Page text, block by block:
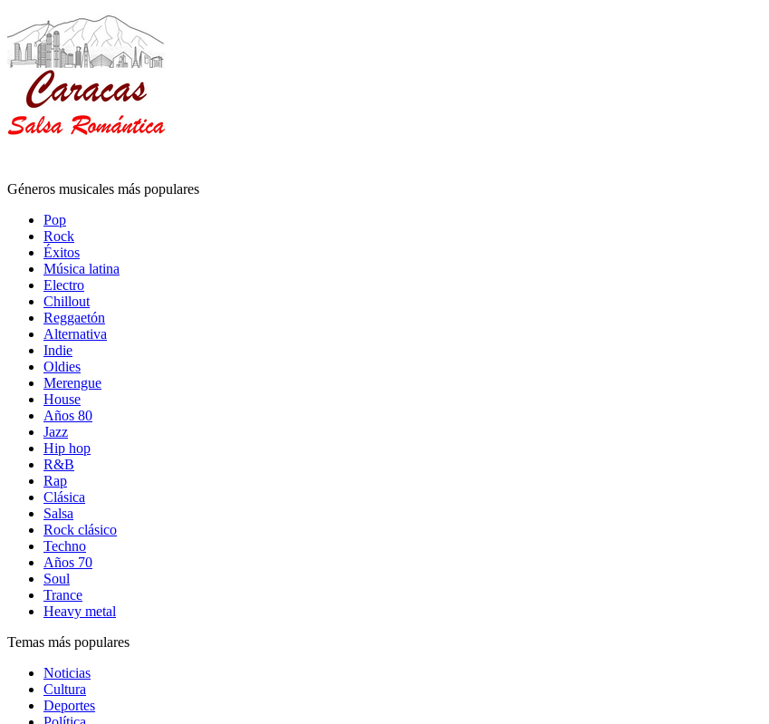
Géneros musicales más populares
Pop
Rock
Éxitos
Música latina
Electro
Chillout
Reggaetón
Alternativa
Indie
Oldies
Merengue
House
Años 80
Jazz
Hip hop
R&B
Rap
Clásica
Salsa
Rock clásico
Techno
Años 70
Soul
Trance
Heavy metal
Temas más populares
Noticias
Cultura
Deportes